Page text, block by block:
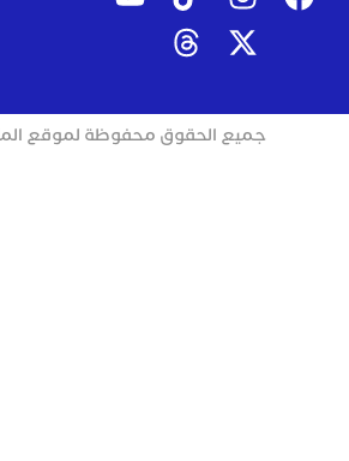
فريق
جميع الحقوق محفوظة لموقع الملاحظ 2025 ©